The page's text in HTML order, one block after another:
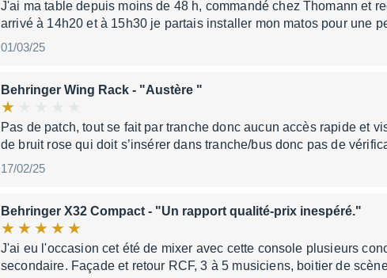
J'ai ma table depuis moins de 48 h, commandé chez Thomann et
arrivé à 14h20 et à 15h30 je partais installer mon matos pour une
01/03/25
Behringer Wing Rack - "Austère "
Pas de patch, tout se fait par tranche donc aucun accès rapide et
de bruit rose qui doit s’insérer dans tranche/bus donc pas de
17/02/25
Behringer X32 Compact - "Un rapport qualité-prix inespéré."
J'ai eu l'occasion cet été de mixer avec cette console plusieurs
secondaire. Façade et retour RCF, 3 à 5 musiciens, boitier de